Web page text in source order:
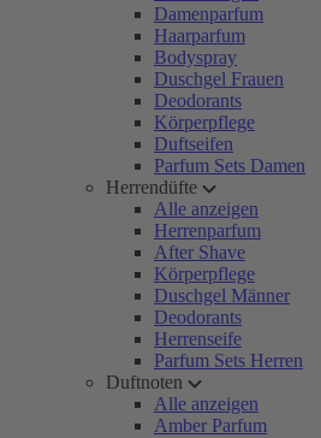
Damenparfum
Haarparfum
Bodyspray
Duschgel Frauen
Deodorants
Körperpflege
Duftseifen
Parfum Sets Damen
Herrendüfte
Alle anzeigen
Herrenparfum
After Shave
Körperpflege
Duschgel Männer
Deodorants
Herrenseife
Parfum Sets Herren
Duftnoten
Alle anzeigen
Amber Parfum